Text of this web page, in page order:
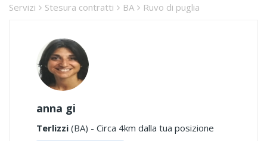
Servizi Stesura contratti BA Ruvo di puglia
anna gi
Terlizzi (BA) - Circa 4km dalla tua posizione